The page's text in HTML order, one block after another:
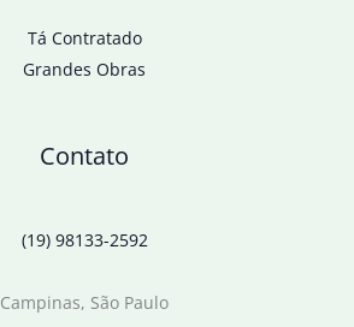
Tá Contratado
Grandes Obras
Contato
(19) 98133-2592
Campinas, São Paulo